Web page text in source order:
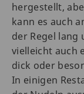
hergestellt,
kann es auch
der Regel lang
vielleicht auch
dick oder
In einigen